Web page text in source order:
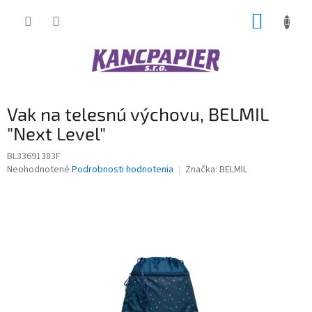
Vak na telesnú výchovu, BELMIL
"Next Level"
BL33691383F
Priemerné
Neohodnotené Podrobnosti hodnotenia Značka: BELMIL